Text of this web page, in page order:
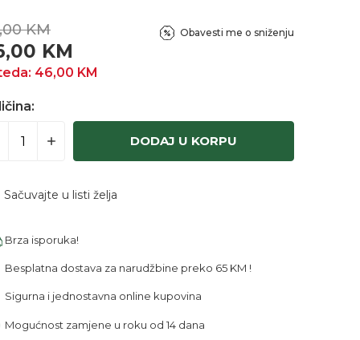
KM
KM
46,00 KM
Obavesti me o sniženju
DODAJ U KORPU
Sačuvajte u listi želja
Brza isporuka!
Besplatna dostava za narudžbine preko 65 KM !
Sigurna i jednostavna online kupovina
Mogućnost zamjene u roku od 14 dana